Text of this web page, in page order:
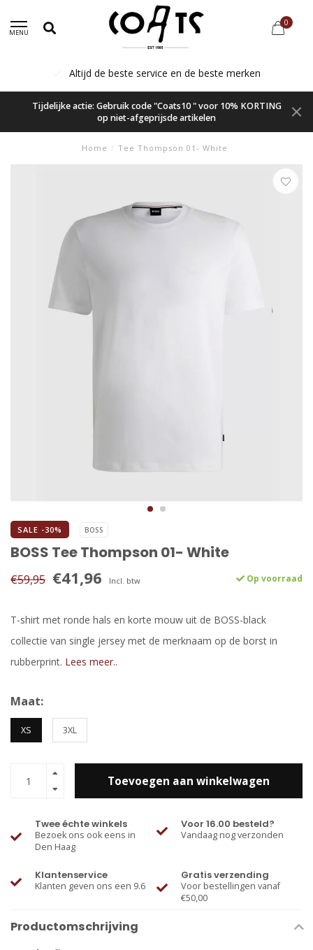
MENU
0
Altijd de beste service en de beste merken
Tijdelijke actie: Gebruik code "Coats10 " voor 10% KORTING
op niet-afgeprijsde artikelen
Home / Tee Thompson 01- White
SALE -30% BOSS
BOSS Tee Thompson 01- White
€59,95 €41,96 Incl. btw Op voorraad
T-shirt met ronde hals en korte mouw uit de BOSS-black
collectie van single jersey met de merknaam op de borst in
rubberprint. Lees meer..
Maat:
XS 3XL
Toevoegen aan winkelwagen
Twee échte winkels
Bezoek ons ook eens in
Den Haag
Voor 16.00 besteld?
Vandaag nog verzonden
Klantenservice
Klanten geven ons een 9.6
Gratis verzending
Voor bestellingen vanaf
€50,00
Productomschrijving